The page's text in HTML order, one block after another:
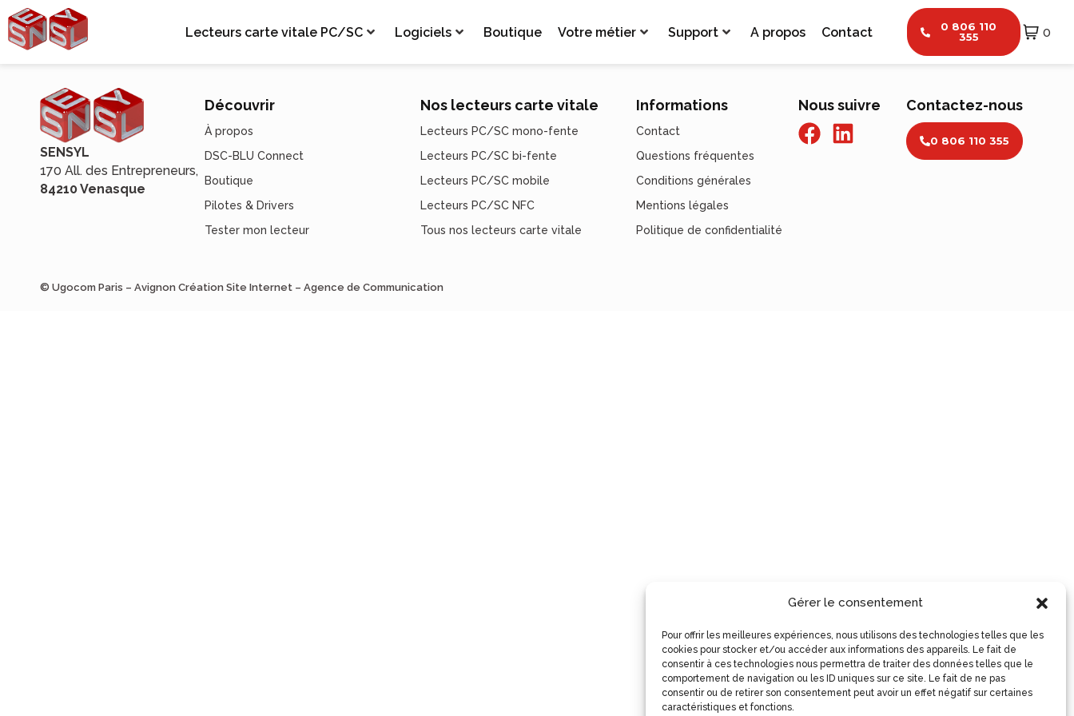
Gérer le consentement
Pour offrir les meilleures expériences, nous utilisons des technologies telles que les
cookies pour stocker et/ou accéder aux informations des appareils. Le fait de
consentir à ces technologies nous permettra de traiter des données telles que le
comportement de navigation ou les ID uniques sur ce site. Le fait de ne pas
consentir ou de retirer son consentement peut avoir un effet négatif sur certaines
caractéristiques et fonctions.
Lecteurs carte vitale PC/SC Logiciels Boutique Votre métier Support A propos Contact
0 806 110
355
0
SENSYL
170 All. des Entrepreneurs,
84210 Venasque
Découvrir
À propos
DSC-BLU Connect
Boutique
Pilotes & Drivers
Tester mon lecteur
Nos lecteurs carte vitale
Lecteurs PC/SC mono-fente
Lecteurs PC/SC bi-fente
Lecteurs PC/SC mobile
Lecteurs PC/SC NFC
Tous nos lecteurs carte vitale
Informations
Contact
Questions fréquentes
Conditions générales
Mentions légales
Politique de confidentialité
Nous suivre Contactez-nous
0 806 110 355
© Ugocom Paris – Avignon Création Site Internet – Agence de Communication